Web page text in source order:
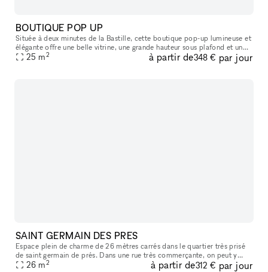
BOUTIQUE POP UP
Située à deux minutes de la Bastille, cette boutique pop-up lumineuse et
élégante offre une belle vitrine, une grande hauteur sous plafond et un
agencement idéal pour tous vos projets : showroom, exp
25 m2 à partir de348 € par jour
SAINT GERMAIN DES PRES
Espace plein de charme de 26 mètres carrés dans le quartier très prisé
de saint germain de prés. Dans une rue très commerçante, on peut y
apercevoir le carré saint germain, idéal pour y accueillir sa
26 m2 à partir de312 € par jour